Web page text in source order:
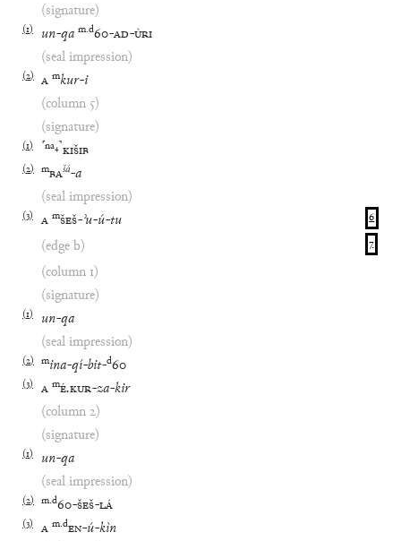
(signature)
(1) un-qa m.d60-AD-ÙRI
(seal impression)
(2) A mkur-i
(column 5)
(signature)
(1) ⸢na₄⸣KIŠIB
(2) mBAšá-a
(seal impression)
(3) A mŠEŠ-ʾu-ú-tu 6
(edge b) 7
(column 1)
(signature)
(1) un-qa
(seal impression)
(2) mina-qí-bit-d60
(3) A mÉ.KUR-za-kir
(column 2)
(signature)
(1) un-qa
(seal impression)
(2) m.d60-ŠEŠ-LÁ
(3) A m.dEN-ú-kìn